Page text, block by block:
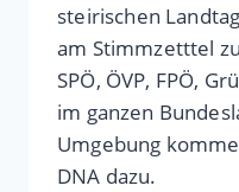
steirischen
am Stimmzetttel
SPÖ, ÖVP, FPÖ,
im ganzen
Umgebung
DNA dazu.